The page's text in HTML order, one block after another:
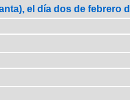
el día dos de febrero